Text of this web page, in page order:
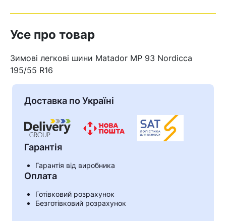
Кошик
У кошику немає товарів.
Усе про товар
Зимові легкові шини Matador MP 93 Nordicca
195/55 R16
Доставка по Україні
Гарантія
Гарантія від виробника
Оплата
Готівковий розрахунок
Безготівковий розрахунок